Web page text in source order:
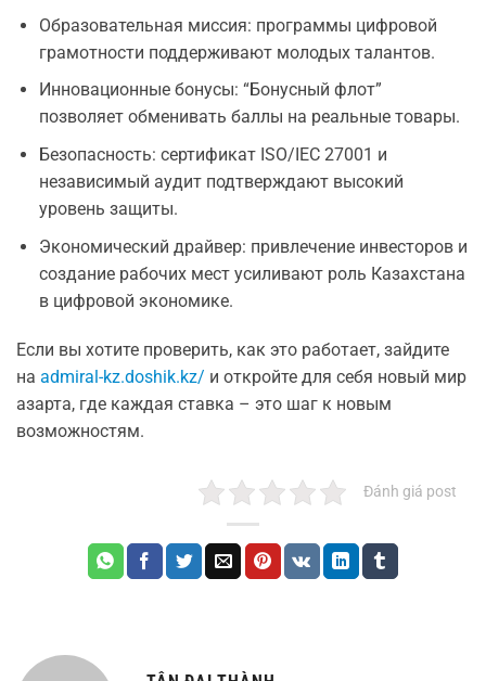
Образовательная миссия: программы цифровой
грамотности поддерживают молодых талантов.
Инновационные бонусы: “Бонусный флот”
позволяет обменивать баллы на реальные товары.
Безопасность: сертификат ISO/IEC 27001 и
независимый аудит подтверждают высокий
уровень защиты.
Экономический драйвер: привлечение инвесторов и
создание рабочих мест усиливают роль Казахстана
в цифровой экономике.
Если вы хотите проверить, как это работает, зайдите
на admiral-kz.doshik.kz/ и откройте для себя новый мир
азарта, где каждая ставка – это шаг к новым
возможностям.
Đánh giá post